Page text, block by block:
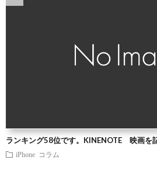
ランキング58位です。KINENOTE 映画を
iPhone コラム